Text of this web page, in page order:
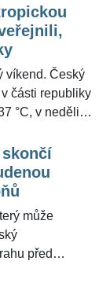
Moravě.
pro
dny v
Varoval,
skupiny
něj
kvůli
víkend. Český
části republiky
°C, v neděli
středních
Poohří a na
pro
na bouřky a
na západě
až v
vzduchu z
může
před